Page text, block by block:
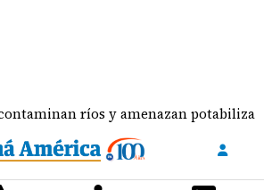
ríos y amenazan potabilizadora en